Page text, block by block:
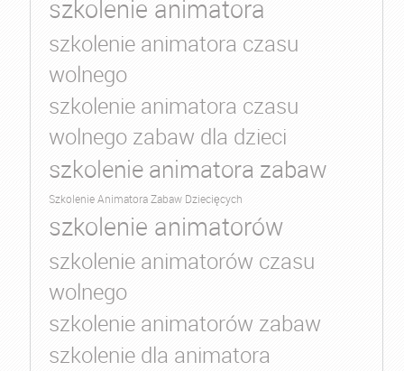
szkolenie animatora
szkolenie animatora czasu
wolnego
szkolenie animatora czasu
wolnego zabaw dla dzieci
szkolenie animatora zabaw
Szkolenie Animatora Zabaw Dziecięcych
szkolenie animatorów
szkolenie animatorów czasu
wolnego
szkolenie animatorów zabaw
szkolenie dla animatora